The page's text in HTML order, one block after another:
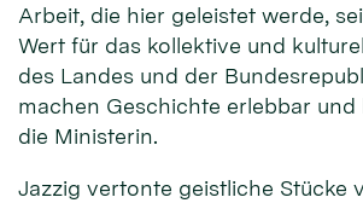
Arbeit, die hier geleistet werde,
Wert für das kollektive und
des Landes und der
machen Geschichte erlebbar und
die Ministerin.
Jazzig vertonte geistliche Stücke